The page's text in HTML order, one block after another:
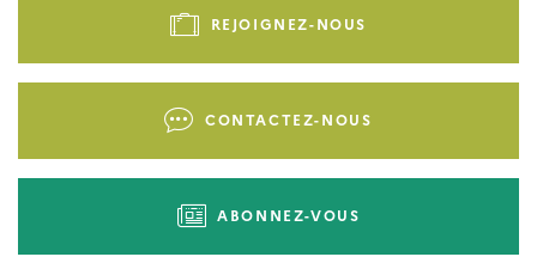
-
REJOIGNEZ-NOUS
CONTACTEZ-NOUS
ABONNEZ-VOUS